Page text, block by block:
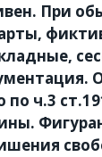
При
по ч.3